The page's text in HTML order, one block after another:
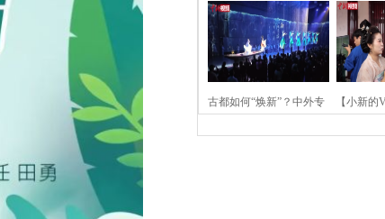
时节高粱红 会在
古都如何“焕新”？中外专 【小新的